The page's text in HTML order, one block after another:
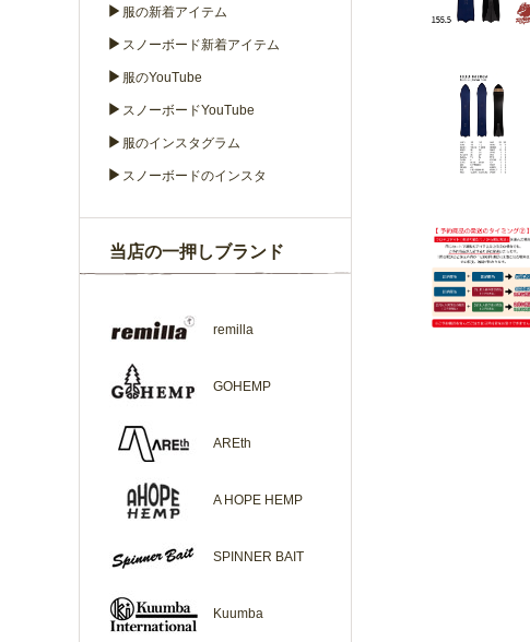
▶ 服の新着アイテム
▶ スノーボード新着アイテム
▶ 服のYouTube
▶ スノーボードYouTube
▶ 服のインスタグラム
▶ スノーボードのインスタ
当店の一押しブランド
remilla
GOHEMP
AREth
A HOPE HEMP
SPINNER BAIT
Kuumba